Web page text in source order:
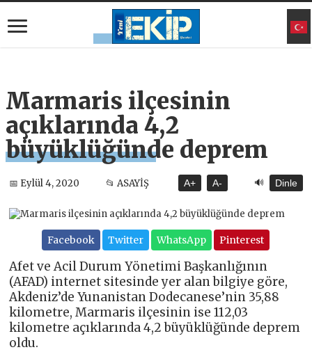
Marmaris ilçesinin
açıklarında 4,2
büyüklüğünde deprem
📅 Eylül 4, 2020 📂 ASAYİŞ A+ A- 🔊 Dinle
Facebook Twitter WhatsApp Pinterest
Afet ve Acil Durum Yönetimi Başkanlığının
(AFAD) internet sitesinde yer alan bilgiye göre,
Akdeniz’de Yunanistan Dodecanese’nin 35,88
kilometre, Marmaris ilçesinin ise 112,03
kilometre açıklarında 4,2 büyüklüğünde deprem
oldu.